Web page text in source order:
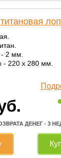
2 мм.
- 220 x 280 мм.
ДЕНЕГ - 3